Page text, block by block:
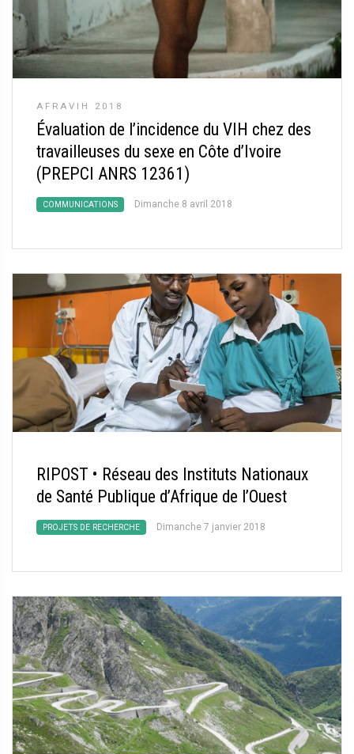
AFRAVIH 2018
Évaluation de l’incidence du VIH chez des
travailleuses du sexe en Côte d’Ivoire
(PREPCI ANRS 12361)
COMMUNICATIONS Dimanche 8 avril 2018
RIPOST • Réseau des Instituts Nationaux
de Santé Publique d’Afrique de l’Ouest
PROJETS DE RECHERCHE Dimanche 7 janvier 2018